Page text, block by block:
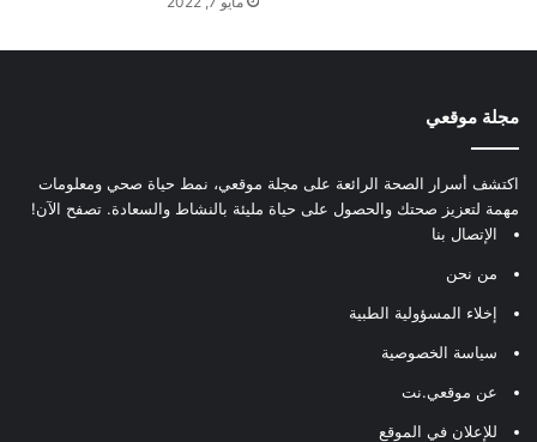
مجلة موقعي
اكتشف أسرار الصحة الرائعة على مجلة موقعي، نمط حياة صحي ومعلومات
مهمة لتعزيز صحتك والحصول على حياة مليئة بالنشاط والسعادة. تصفح الآن!
الإتصال بنا
من نحن
إخلاء المسؤولية الطبية
سياسة الخصوصية
عن موقعي.نت
للإعلان في الموقع